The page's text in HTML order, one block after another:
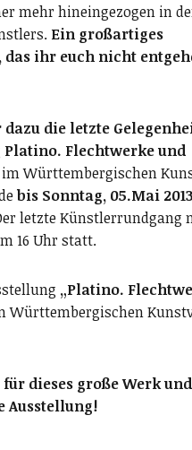
mehr hineingezogen in
Ein großartiges
das ihr euch nicht
die letzte
Platino. Flechtwerke und
Württembergischen
bis Sonntag, 05.Mai
letzte Künstlerrundgang
16 Uhr statt.
„Platino.
Württembergischen
dieses große Werk
Ausstellung!